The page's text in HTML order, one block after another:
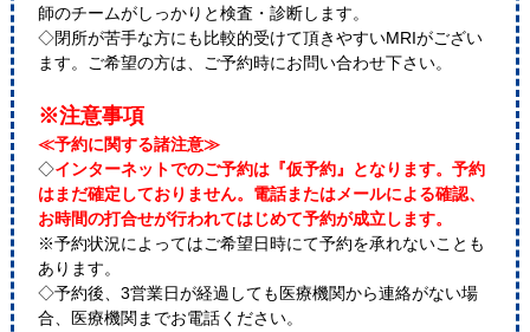
師のチームがしっかりと検査・診断します。
◇閉所が苦手な方にも比較的受けて頂きやすいMRIがござい
ます。ご希望の方は、ご予約時にお問い合わせ下さい。
※注意事項
≪予約に関する諸注意≫
◇インターネットでのご予約は『仮予約』となります。予約
はまだ確定しておりません。電話またはメールによる確認、
お時間の打合せが行われてはじめて予約が成立します。
※予約状況によってはご希望日時にて予約を承れないことも
あります。
◇予約後、3営業日が経過しても医療機関から連絡がない場
合、医療機関までお電話ください。